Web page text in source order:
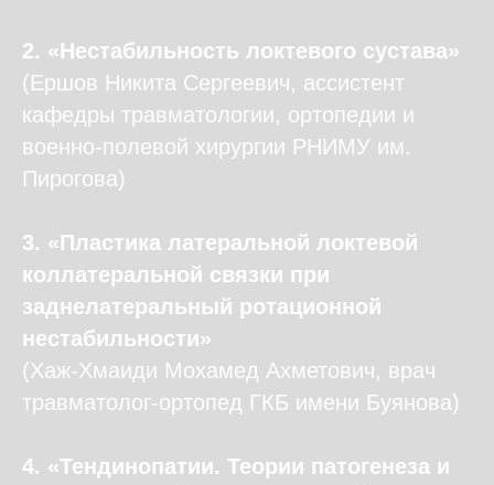
2. «Нестабильность локтевого сустава»
(Ершов Никита Сергеевич, ассистент
кафедры травматологии, ортопедии и
военно-полевой хирургии РНИМУ им.
Пирогова)
3. «Пластика латеральной локтевой
коллатеральной связки при
заднелатеральный ротационной
нестабильности»
(Хаж-Хмаиди Мохамед Ахметович, врач
травматолог-ортопед ГКБ имени Буянова)
4. «Тендинопатии. Теории патогенеза и